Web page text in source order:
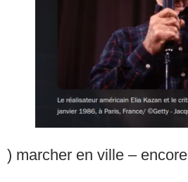
) marcher en ville – encore